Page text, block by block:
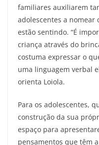
familiares auxiliarem
adolescentes a nomear
estão sentindo. “É
criança através do
costuma expressar o
uma linguagem verbal
orienta Loiola.
Para os adolescentes,
construção da sua
espaço para
pensamentos que têm